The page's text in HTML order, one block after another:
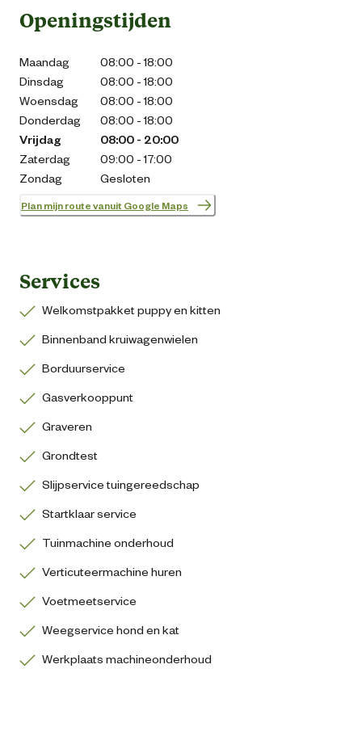
Openingstijden
Maandag
08:00 - 18:00
Dinsdag
08:00 - 18:00
Woensdag
08:00 - 18:00
Donderdag
08:00 - 18:00
Vrijdag
08:00 - 20:00
Zaterdag
09:00 - 17:00
Zondag
Gesloten
Plan mijn route vanuit Google Maps
Services
Welkomstpakket puppy en kitten
Binnenband kruiwagenwielen
Borduurservice
Gasverkooppunt
Graveren
Grondtest
Slijpservice tuingereedschap
Startklaar service
Tuinmachine onderhoud
Verticuteermachine huren
Voetmeetservice
Weegservice hond en kat
Werkplaats machineonderhoud